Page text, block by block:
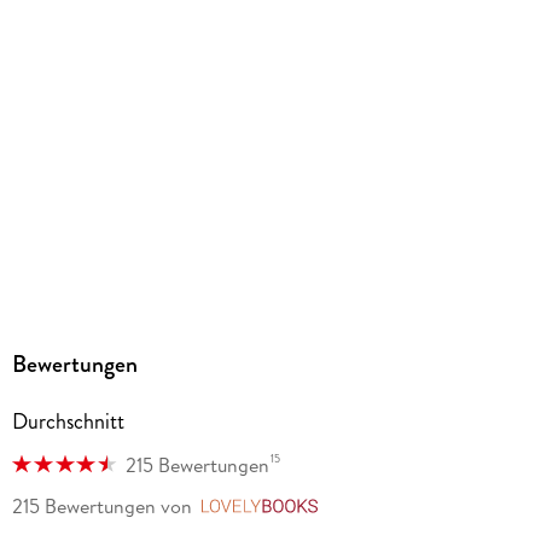
Bewertungen
Durchschnitt
215 Bewertungen15
215 Bewertungen von